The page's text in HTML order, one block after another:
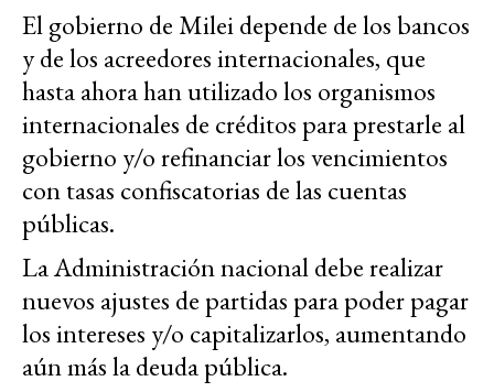
El gobierno de Milei depende de los bancos
y de los acreedores internacionales, que
hasta ahora han utilizado los organismos
internacionales de créditos para prestarle al
gobierno y/o refinanciar los vencimientos
con tasas confiscatorias de las cuentas
públicas.
La Administración nacional debe realizar
nuevos ajustes de partidas para poder pagar
los intereses y/o capitalizarlos, aumentando
aún más la deuda pública.